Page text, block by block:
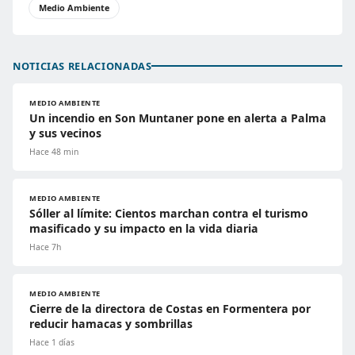
Medio Ambiente
NOTICIAS RELACIONADAS
MEDIO AMBIENTE
Un incendio en Son Muntaner pone en alerta a Palma
y sus vecinos
Hace 48 min
MEDIO AMBIENTE
Sóller al límite: Cientos marchan contra el turismo
masificado y su impacto en la vida diaria
Hace 7h
MEDIO AMBIENTE
Cierre de la directora de Costas en Formentera por
reducir hamacas y sombrillas
Hace 1 días